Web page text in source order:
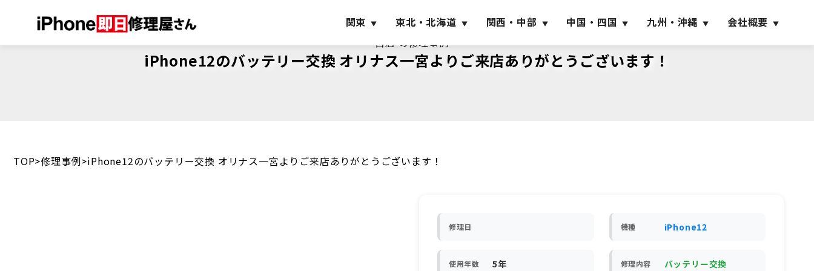
関東 東北・北海道 関西・中部 中国・四国 九州・沖縄
会社概要
一宮店 の修理事例
iPhone12のバッテリー交換 オリナス一宮よりご来店ありがとうございます！
TOP 修理事例 iPhone12のバッテリー交換 オリナス一宮よりご来店ありがとうございます！
修理日 機種 iPhone12
使用年数 5年 修理内容 バッテリー交換